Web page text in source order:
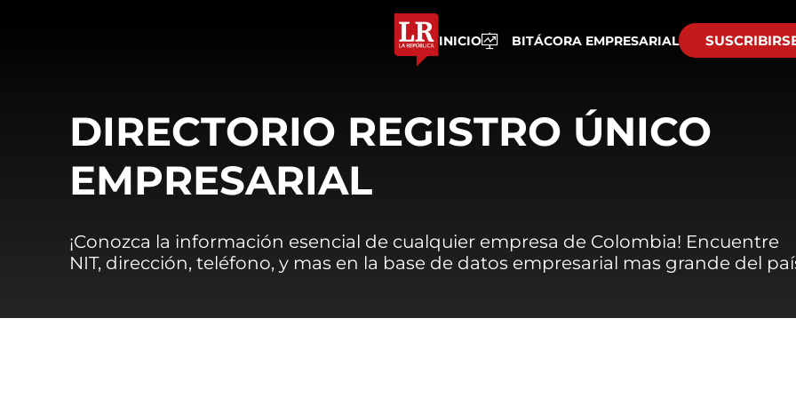
INICIO BITÁCORA EMPRESARIAL
DIRECTORIO REGISTRO ÚNICO
EMPRESARIAL
¡Conozca la información esencial de cualquier empresa de Colombia! Encuentre
NIT, dirección, teléfono, y mas en la base de datos empresarial mas grande del